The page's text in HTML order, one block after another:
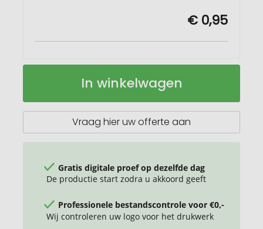
€ 0,95
Oeko-
100
gecertificeerde
hengsels
Op
In winkelwagen
Vraag hier uw offerte aan
Gratis digitale proef op dezelfde dag
De productie start zodra u akkoord geeft
Professionele bestandscontrole voor €0,-
Wij controleren uw logo voor het drukwerk